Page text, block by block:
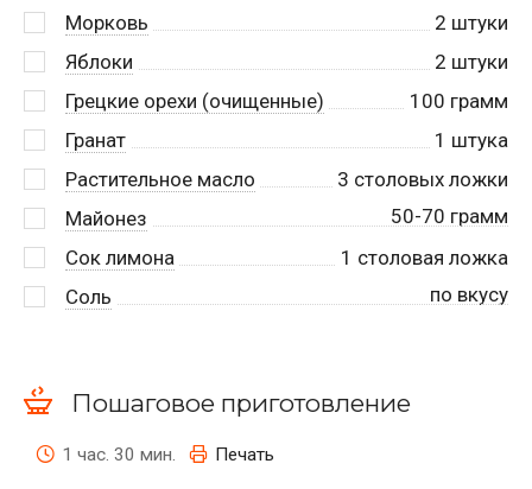
Морковь
2 штуки
Яблоки
2 штуки
Грецкие орехи (очищенные)
100 грамм
Гранат
1 штука
Растительное масло
3 столовых ложки
Майонез
50-70 грамм
Сок лимона
1 столовая ложка
Соль
по вкусу
Пошаговое приготовление
1 час. 30 мин. Печать